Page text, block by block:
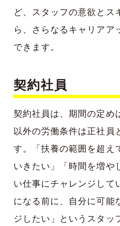
ど、スタッフの意欲とス
ら、さらなるキャリアア
できます。
契約社員
契約社員は、期間の定め
以外の労働条件は正社員
す。「扶養の範囲を超え
いきたい」「時間を増や
い仕事にチャレンジして
になる前に、自分に可能
ジしたい」というスタッ